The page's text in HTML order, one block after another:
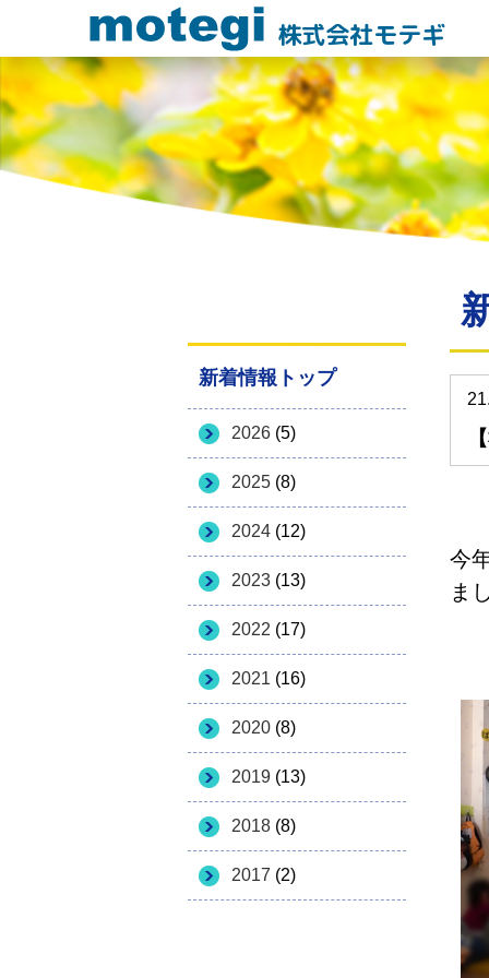
株式会社モテギ
新着情報トップ
2026 (5)
2025 (8)
2024 (12)
2023 (13)
2022 (17)
2021 (16)
2020 (8)
2019 (13)
2018 (8)
2017 (2)
今
ま